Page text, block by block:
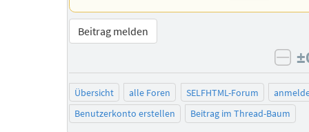
Beitrag melden
Übersicht alle Foren SELFHTML-Forum
Benutzerkonto erstellen
Beitrag im Thread-Baum